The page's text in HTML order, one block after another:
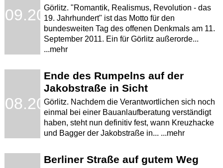
Görlitz. "Romantik, Realismus, Revolution - das
19. Jahrhundert" ist das Motto für den
bundesweiten Tag des offenen Denkmals am 11.
September 2011. Ein für Görlitz außerorde...
...mehr
Ende des Rumpelns auf der
Jakobstraße in Sicht
Görlitz. Nachdem die Verantwortlichen sich noch
einmal bei einer Bauanlaufberatung verständigt
haben, steht nun definitiv fest, wann Kreuzhacke
und Bagger der Jakobstraße in... ...mehr
Berliner Straße auf gutem Weg